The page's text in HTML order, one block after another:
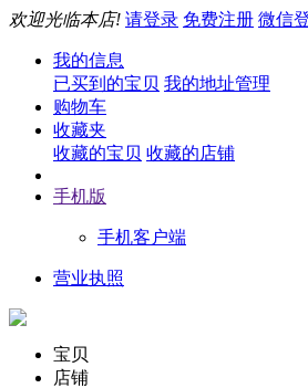
欢迎光临本店! 请登录 免费注册 微信
我的信息
已买到的宝贝 我的地址管理
购物车
收藏夹
收藏的宝贝 收藏的店铺
手机版
手机客户端
营业执照
宝贝
店铺